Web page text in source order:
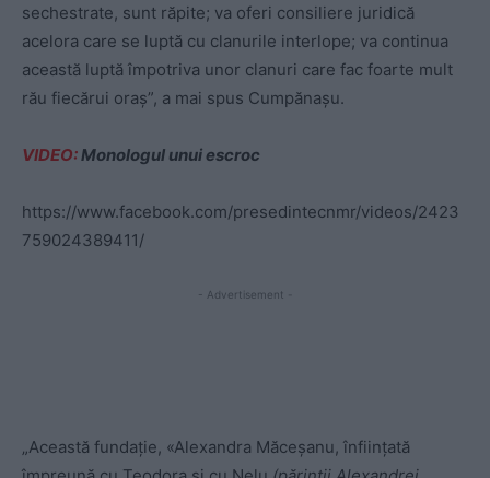
sechestrate, sunt răpite; va oferi consiliere juridică
acelora care se luptă cu clanurile interlope; va continua
această luptă împotriva unor clanuri care fac foarte mult
rău fiecărui oraș”, a mai spus Cumpănașu.
VIDEO:Monologul unui escroc
https://www.facebook.com/presedintecnmr/videos/2423
759024389411/
- Advertisement -
„Această fundație, «Alexandra Măceșanu, înființată